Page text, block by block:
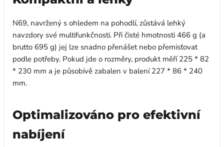
N69, navržený s ohledem na pohodlí, zůstává lehký
navzdory své multifunkčnosti. Při čisté hmotnosti 466 g (a
brutto 695 g) jej lze snadno přenášet nebo přemisťovat
podle potřeby. Pokud jde o rozměry, produkt měří 225 * 82
* 230 mm a je působivě zabalen v balení 227 * 86 * 240
mm.
Optimalizováno pro efektivní
nabíjení